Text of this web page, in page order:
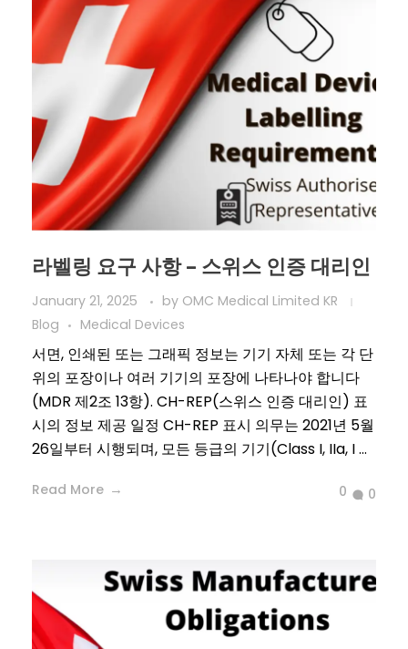
라벨링 요구 사항 – 스위스 인증 대리인
January 21, 2025 by OMC Medical Limited KR
Blog
Medical Devices
서면, 인쇄된 또는 그래픽 정보는 기기 자체 또는 각 단
위의 포장이나 여러 기기의 포장에 나타나야 합니다
(MDR 제2조 13항). CH-REP(스위스 인증 대리인) 표
시의 정보 제공 일정 CH-REP 표시 의무는 2021년 5월
26일부터 시행되며, 모든 등급의 기기(Class I, IIa, I ...
Read More 0 0